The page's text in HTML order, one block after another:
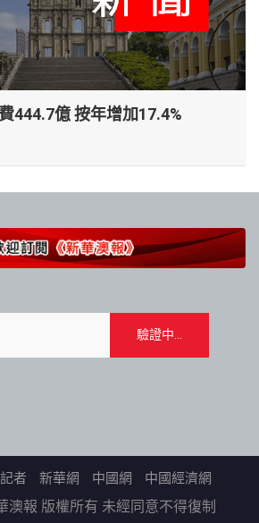
444.7億 按年增加17.4%
者 新華網 中國網 中國經濟網
澳報 版權所有 未經同意不得復制